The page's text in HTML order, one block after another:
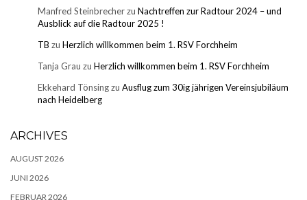
Manfred Steinbrecherzu Nachtreffen zur Radtour 2024 – und
Ausblick auf die Radtour 2025 !
TB zu Herzlich willkommen beim 1. RSV Forchheim
Tanja Grau zu Herzlich willkommen beim 1. RSV Forchheim
Ekkehard Tönsingzu Ausflug zum 30ig jährigen Vereinsjubiläum
nach Heidelberg
ARCHIVES
AUGUST 2026
JUNI 2026
FEBRUAR 2026